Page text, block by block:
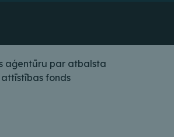
aģentūru par atbalsta
fonds